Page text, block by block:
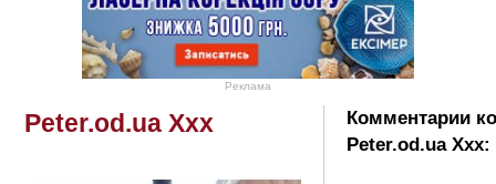
Реклама
Peter.od.ua Xxx
Комментарии
Peter.od.ua Xxx: